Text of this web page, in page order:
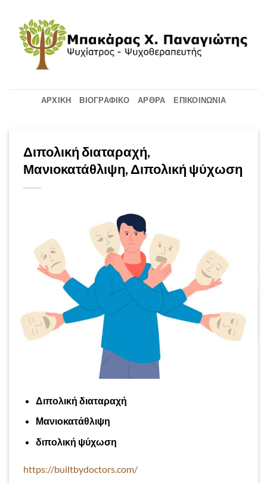
περιεχόμενο
ΑΡΧΙΚΉ ΒΙΟΓΡΑΦΙΚΌ ΆΡΘΡΑ ΕΠΙΚΟΙΝΩΝΊΑ
Διπολική διαταραχή,
Μανιοκατάθλιψη, Διπολική ψύχωση
Διπολική διαταραχή
Μανιοκατάθλιψη
διπολική ψύχωση
https://builtbydoctors.com/